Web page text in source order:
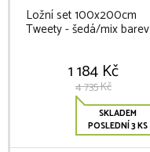
Ložní set 100x200cm
Tweety - šedá/mix barev
1 184 Kč
4 735 Kč
SKLADEM
POSLEDNÍ 3 KS